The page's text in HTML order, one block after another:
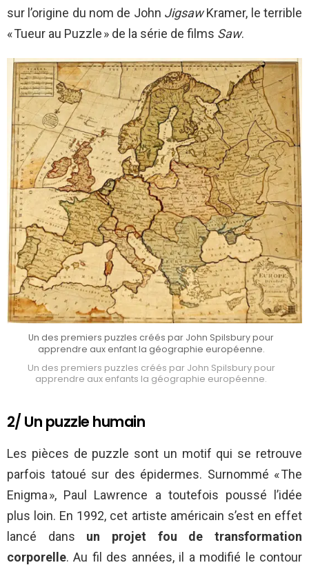
sur l’origine du nom de John JigsawKramer, le terrible
« Tueur au Puzzle » de la série de films Saw.
Un des premiers puzzles créés par John Spilsbury pour
apprendre aux enfant la géographie européenne.
Un des premiers puzzles créés par John Spilsbury pour
apprendre aux enfants la géographie européenne.
2/ Un puzzle humain
Les pièces de puzzle sont un motif qui se retrouve
parfois tatoué sur des épidermes. Surnommé « The
Enigma », Paul Lawrence a toutefois poussé l’idée
plus loin. En 1992, cet artiste américain s’est en effet
lancé dans un projet fou de transformation
corporelle. Au fil des années, il a modifié le contour